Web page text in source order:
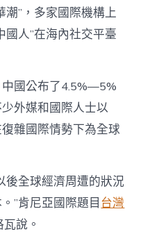
潮”，多家國際機構上
國人”在海內社交平臺
國公布了4.5%—5%
外媒和國際人士以
雜國際情勢下為全球
後全球經濟周遭的狀況
”肯尼亞國際題目 台灣
說。